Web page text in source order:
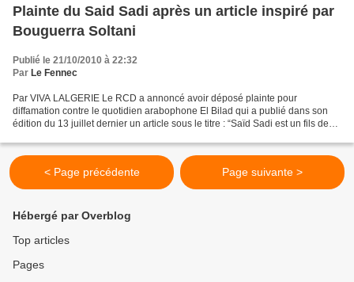
Plainte du Said Sadi après un article inspiré par
Bouguerra Soltani
Publié le 21/10/2010 à 22:32
Par Le Fennec
Par VIVA LALGERIE Le RCD a annoncé avoir déposé plainte pour
diffamation contre le quotidien arabophone El Bilad qui a publié dans son
édition du 13 juillet dernier un article sous le titre : “Saïd Sadi est un fils de
< Page précédente Page suivante >
Hébergé par Overblog
Top articles
Pages